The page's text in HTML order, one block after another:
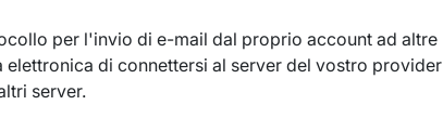
per l'invio di e-mail dal proprio account ad altre
di connettersi al server del vostro provider
server.